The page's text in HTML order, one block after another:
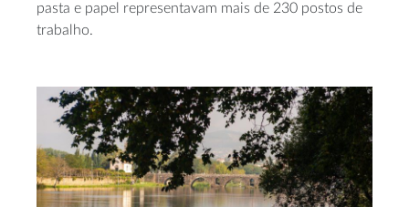
pasta e papel representavam mais de 230 postos de
trabalho.